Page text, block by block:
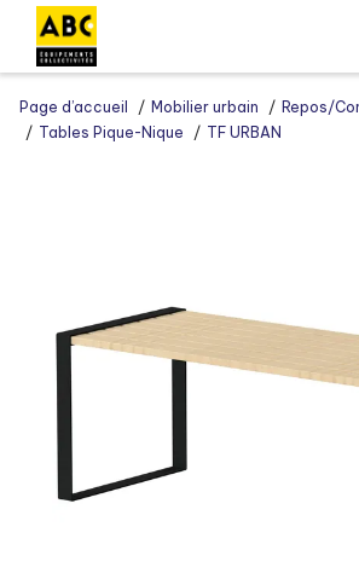
Page d’accueil Mobilier urbain
Repos/
Tables Pique-Nique
TF URBAN
Panneau de gestion des cookies